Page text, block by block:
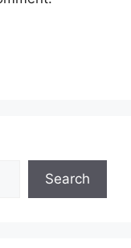
Search